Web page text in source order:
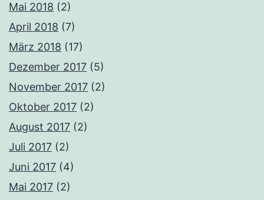
Mai 2018 (2)
April 2018 (7)
März 2018 (17)
Dezember 2017 (5)
November 2017 (2)
Oktober 2017 (2)
August 2017 (2)
Juli 2017 (2)
Juni 2017 (4)
Mai 2017 (2)